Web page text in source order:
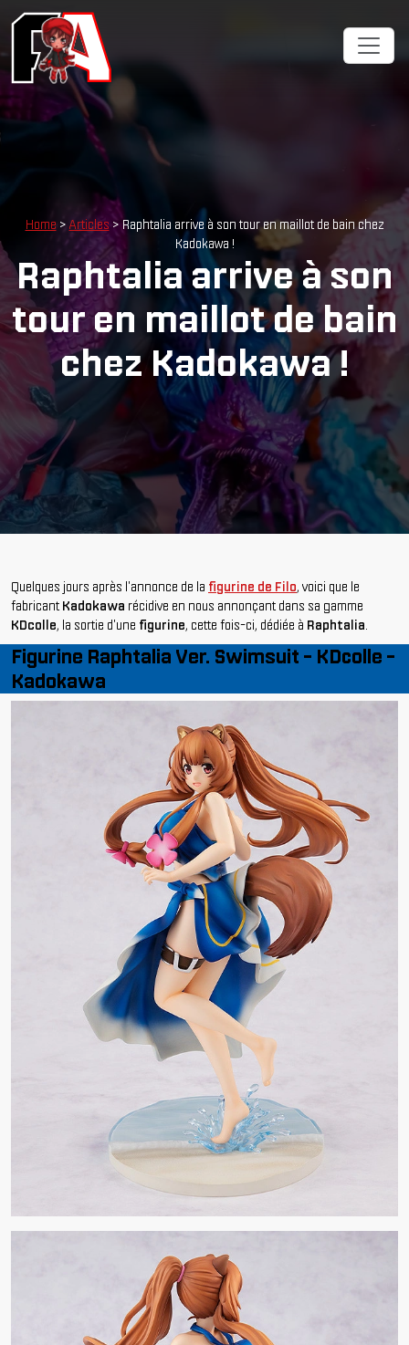
Home > Articles > Raphtalia arrive à son tour en maillot de bain chez
Kadokawa !
Raphtalia arrive à son
tour en maillot de bain
chez Kadokawa !
Quelques jours après l'annonce de la figurine de Filo, voici que le
fabricant Kadokawa récidive en nous annonçant dans sa gamme
KDcolle, la sortie d'une figurine, cette fois-ci, dédiée à Raphtalia.
Figurine Raphtalia Ver. Swimsuit - KDcolle -
Kadokawa